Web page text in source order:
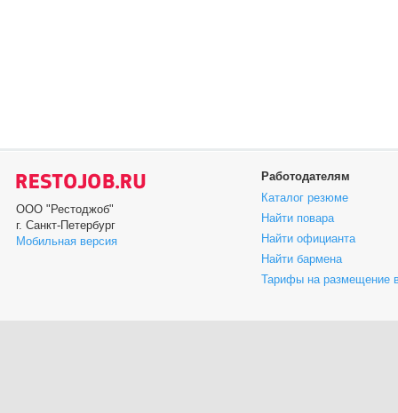
ООО "Рестоджоб"
г. Санкт-Петербург
Мобильная версия
Работодателям
Каталог резюме
Найти повара
Найти официанта
Найти бармена
Тарифы на размещение